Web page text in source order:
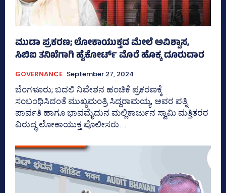
ಮುಡಾ ಪ್ರಕರಣ; ಲೋಕಾಯುಕ್ತದ ಮೇಲೆ ಅವಿಶ್ವಾಸ,
ಸಿಬಿಐ ತನಿಖೆಗಾಗಿ ಹೈಕೋರ್ಟ್ ಮೊರೆ ಹೊಕ್ಕ ದೂರುದಾರ
GOVERNANCE September 27, 2024
ಬೆಂಗಳೂರು; ಬದಲಿ ನಿವೇಶನ ಹಂಚಿಕೆ ಪ್ರಕರಣಕ್ಕೆ
ಸಂಬಂಧಿಸಿದಂತೆ ಮುಖ್ಯಮಂತ್ರಿ ಸಿದ್ದರಾಮಯ್ಯ, ಅವರ ಪತ್ನಿ
ಪಾರ್ವತಿ ಹಾಗೂ ಭಾವಮೈದುನ ಮಲ್ಲಿಕಾರ್ಜುನ ಸ್ವಾಮಿ ಮತ್ತಿತರರ
ವಿರುದ್ಧ ಲೋಕಾಯುಕ್ತ ಪೊಲೀಸರು...